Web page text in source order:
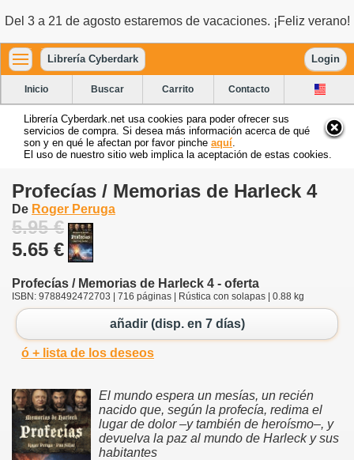
Del 3 a 21 de agosto estaremos de vacaciones. ¡Feliz verano!
Librería Cyberdark Login
Inicio Buscar Carrito Contacto
Librería Cyberdark.net usa cookies para poder ofrecer sus
servicios de compra. Si desea más información acerca de qué
son y en qué le afectan por favor pinche aquí
El uso de nuestro sitio web implica la aceptación de estas cookies.
Profecías / Memorias de Harleck 4
De Roger Peruga
5.95 €
5.65 €
Profecías / Memorias de Harleck 4 - oferta
ISBN: 9788492472703 | 716 páginas | Rústica con solapas | 0.88 kg
añadir (disp. en 7 días)
ó + lista de los deseos
El mundo espera un mesías, un recién
nacido que, según la profecía, redima el
lugar de dolor –y también de heroísmo–, y
devuelva la paz al mundo de Harleck y sus
habitantes